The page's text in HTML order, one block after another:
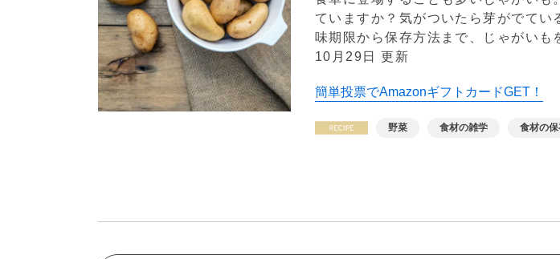
ていますか？気がついたら芽がでて
味期限から保存方法まで、じゃがい
10月29日 更新
簡単投票でAmazonギフトカードGET！
野菜 食材の雑学 食材の